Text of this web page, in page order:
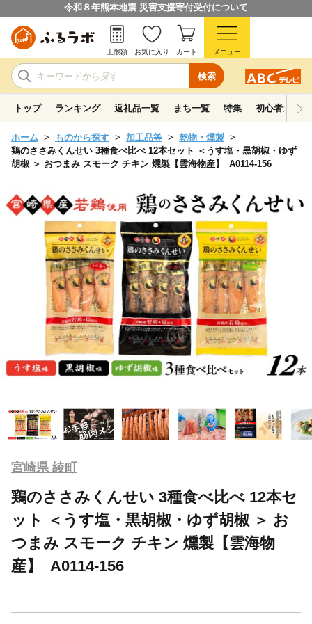
令和８年熊本地震 災害支援寄付受付について
検索
上限額 お気に入り カート メニュー
トップ ランキング 返礼品一覧 まち一覧 特集 初心者ガイド
ホーム ものから探す 加工品等
乾物・燻製
鶏のささみくんせい 3種食べ比べ 12本セット ＜うす塩・黒胡椒・ゆず
胡椒 ＞ おつまみ スモーク チキン 燻製【雲海物産】_A0114-156
宮崎県 綾町
鶏のささみくんせい 3種食べ比べ 12本セ
ット ＜うす塩・黒胡椒・ゆず胡椒 ＞ お
つまみ スモーク チキン 燻製【雲海物
産】_A0114-156